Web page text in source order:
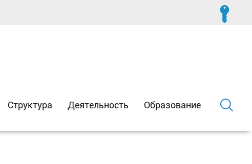
Структура Деятельность Образование